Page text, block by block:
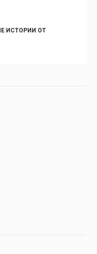
ИСТОРИИ ОТ